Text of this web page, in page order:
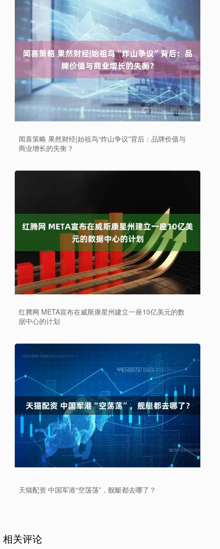
闻喜策略 果然财经|始祖鸟“炸山争议”背后：品牌价值与
商业增长的失衡？
红腾网 META宣布在威斯康星州建立一座10亿美元的数
据中心的计划
天猫配资 中国军港“空荡荡”，舰艇都去哪了？
相关评论